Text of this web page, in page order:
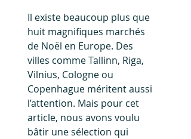
Il existe beaucoup plus que
huit magnifiques marchés
de Noël en Europe. Des
villes comme Tallinn, Riga,
Vilnius, Cologne ou
Copenhague méritent aussi
l’attention. Mais pour cet
article, nous avons voulu
bâtir une sélection qui